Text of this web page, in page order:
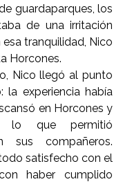
guardaparques, los
de una irritación
tranquilidad, Nico
Horcones.
Nico llegó al punto
la experiencia había
en Horcones y
lo que permitió
sus compañeros.
satisfecho con el
haber cumplido